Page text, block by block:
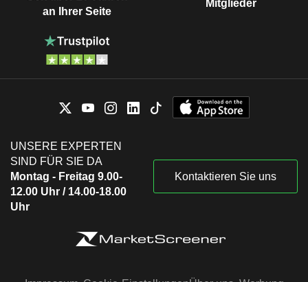
an Ihrer Seite
Mitglieder
UNSERE EXPERTEN
SIND FÜR SIE DA
Montag - Freitag 9.00-
12.00 Uhr / 14.00-18.00
Uhr
Kontaktieren Sie uns